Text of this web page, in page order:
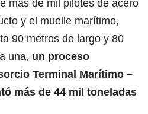
más de mil pilotes de acero
y el muelle marítimo,
90 metros de largo y 80
una, un proceso
Terminal Marítimo –
más de 44 mil toneladas